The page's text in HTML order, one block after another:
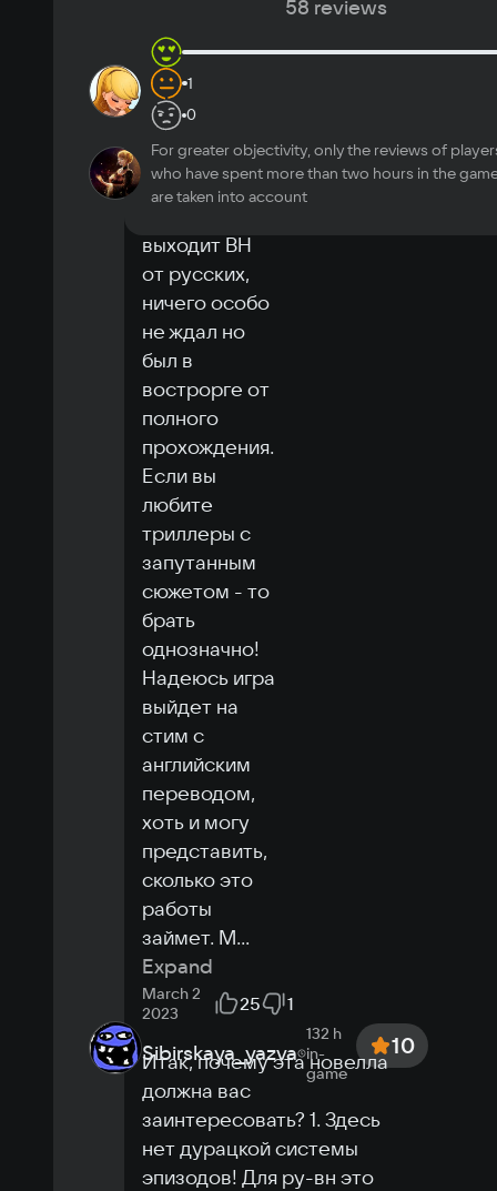
OS
Windows 7
Processor
Практически любой
Memory
2 ГБ
С поддержкой OpenGL 2.0 или DirectX 9.0c
Space
soganzallein
Лучшая РуВН, 11/10
June 19 2023
sekaikey 10
Случайно
выходит ВН
от русских,
ничего особо
не ждал но
был в
вострорге от
полного
прохождения.
Если вы
любите
триллеры с
запутанным
сюжетом - то
брать
однозначно!
Надеюсь игра
выйдет на
стим с
английским
переводом,
хоть и могу
представить,
сколько это
работы
займет. М...
Expand
March 2
2023
25 1
Sibirskaya_yazva
132 h
in-
game
10
Итак, почему эта новелла
должна вас
заинтересовать? 1. Здесь
нет дурацкой системы
эпизодов! Для ру-вн это
58 reviews
1
0
For greater objectivity, only the reviews of
who have spent more than two hours in the
are taken into account